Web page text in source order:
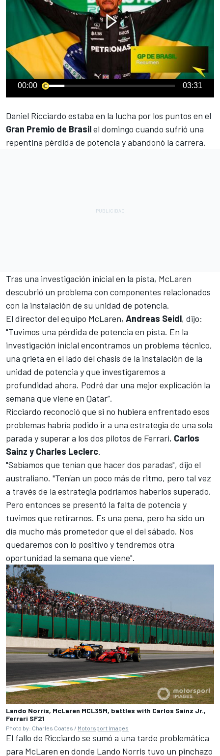
00:00 03:31
Daniel Ricciardo estaba en la lucha por los puntos en el
Gran Premio de Brasilel domingo cuando sufrió una
repentina pérdida de potencia y abandonó la carrera.
Tras una investigación inicial en la pista, McLaren
descubrió un problema con componentes relacionados
con la instalación de su unidad de potencia.
El director del equipo McLaren, Andreas Seidl, dijo:
"Tuvimos una pérdida de potencia en pista. En la
investigación inicial encontramos un problema técnico,
una grieta en el lado del chasis de la instalación de la
unidad de potencia y que investigaremos a
profundidad ahora. Podré dar una mejor explicación la
semana que viene en Qatar”.
Ricciardo reconoció que si no hubiera enfrentado esos
problemas habría podido ir a una estrategia de una sola
parada y superar a los dos pilotos de Ferrari, Carlos
Sainz y Charles Leclerc.
"Sabíamos que tenían que hacer dos paradas", dijo el
australiano. "Tenían un poco más de ritmo, pero tal vez
a través de la estrategia podríamos haberlos superado.
Pero entonces se presentó la falta de potencia y
tuvimos que retirarnos. Es una pena, pero ha sido un
día mucho más prometedor que el del sábado. Nos
quedaremos con lo positivo y tendremos otra
oportunidad la semana que viene".
Lando Norris, McLaren MCL35M, battles with Carlos Sainz Jr.,
Ferrari SF21
Photo by: Charles Coates / Motorsport Images
El fallo de Ricciardo se sumó a una tarde problemática
para McLaren en donde Lando Norris tuvo un pinchazo